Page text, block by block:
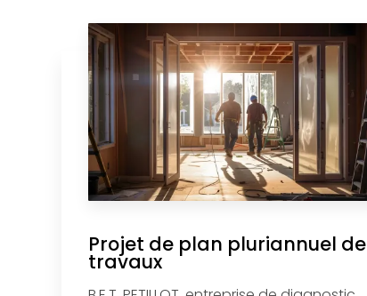
Projet de plan pluriannuel de
travaux